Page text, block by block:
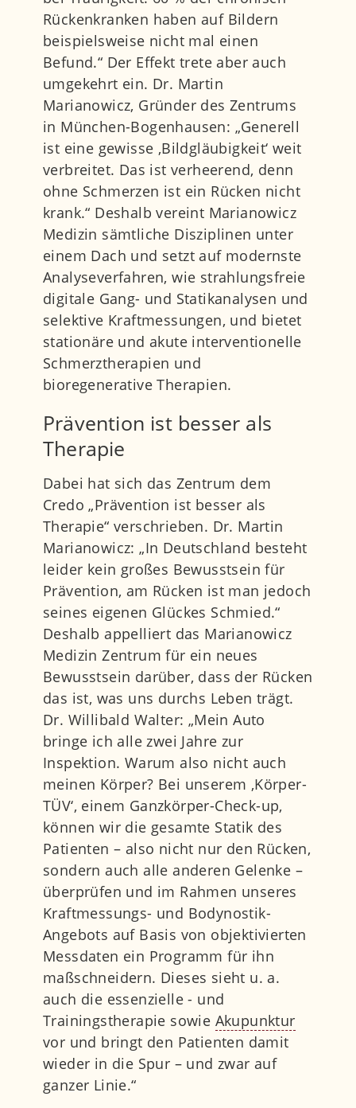
Rückenkranken haben auf Bildern
beispielsweise nicht mal einen
Befund.“ Der Effekt trete aber auch
umgekehrt ein. Dr. Martin
Marianowicz, Gründer des Zentrums
in München-Bogenhausen: „Generell
ist eine gewisse ‚Bildgläubigkeit‘ weit
verbreitet. Das ist verheerend, denn
ohne Schmerzen ist ein Rücken nicht
krank.“ Deshalb vereint Marianowicz
Medizin sämtliche Disziplinen unter
einem Dach und setzt auf modernste
Analyseverfahren, wie strahlungsfreie
digitale Gang- und Statikanalysen und
selektive Kraftmessungen, und bietet
stationäre und akute interventionelle
Schmerztherapien und
bioregenerative Therapien.
Prävention ist besser als
Therapie
Dabei hat sich das Zentrum dem
Credo „Prävention ist besser als
Therapie“ verschrieben. Dr. Martin
Marianowicz: „In Deutschland besteht
leider kein großes Bewusstsein für
Prävention, am Rücken ist man jedoch
seines eigenen Glückes Schmied.“
Deshalb appelliert das Marianowicz
Medizin Zentrum für ein neues
Bewusstsein darüber, dass der Rücken
das ist, was uns durchs Leben trägt.
Dr. Willibald Walter: „Mein Auto
bringe ich alle zwei Jahre zur
Inspektion. Warum also nicht auch
meinen Körper? Bei unserem ‚Körper-
TÜV‘, einem Ganzkörper-Check-up,
können wir die gesamte Statik des
Patienten – also nicht nur den Rücken,
sondern auch alle anderen Gelenke –
überprüfen und im Rahmen unseres
Kraftmessungs- und Bodynostik-
Angebots auf Basis von objektivierten
Messdaten ein Programm für ihn
maßschneidern. Dieses sieht u. a.
auch die essenzielle - und
Trainingstherapie sowie Akupunktur
vor und bringt den Patienten damit
wieder in die Spur – und zwar auf
ganzer Linie.“